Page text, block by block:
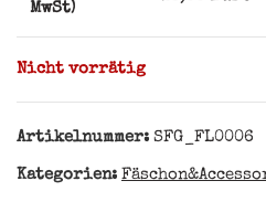
MwSt)
Nicht vorrätig
Artikelnummer: SFG_FL0006
Kategorien: